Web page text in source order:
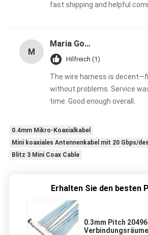
fast shipping and helpful
M
Maria Gonzalez
Hilfreich (1)
The wire harness is
without problems. Service
time. Good enough overall.
0.4mm Mikro-Koaxialkabel
Mini koaxiales Antennenkabel mit 20 Gbps/
Blitz 3 Mini Coax Cable
Erhalten Sie den besten
0.3mm Pitch